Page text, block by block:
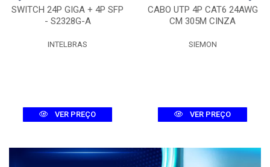
SWITCH 24P GIGA + 4P SFP
- S2328G-A
INTELBRAS
VER PREÇO
CABO UTP 4P CAT6 24AWG
CM 305M CINZA
SIEMON
VER PREÇO